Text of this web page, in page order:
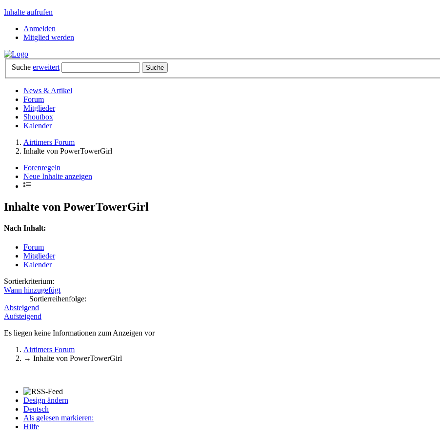
Inhalte aufrufen
Anmelden
Mitglied werden
Suche erweitert
News & Artikel
Forum
Mitglieder
Shoutbox
Kalender
Airtimers Forum
Inhalte von PowerTowerGirl
Forenregeln
Neue Inhalte anzeigen
Inhalte von PowerTowerGirl
Nach Inhalt:
Forum
Mitglieder
Kalender
Sortierkriterium:
Wann hinzugefügt
Sortierreihenfolge:
Absteigend
Aufsteigend
Es liegen keine Informationen zum Anzeigen vor
Airtimers Forum
→ Inhalte von PowerTowerGirl
Design ändern
Deutsch
Als gelesen markieren:
Hilfe